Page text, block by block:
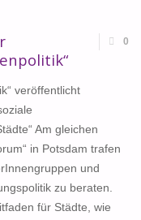
0
veröffentlicht
Am gleichen
in Potsdam trafen
und
zu beraten.
für Städte, wie